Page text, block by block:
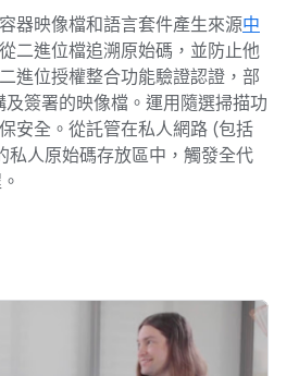
器映像檔和語言套件產生來源中
二進位檔追溯原始碼，並防止他
進位授權整合功能驗證認證，部
及簽署的映像檔。運用隨選掃描功
安全。從託管在私人網路 (包括
私人原始碼存放區中，觸發全代